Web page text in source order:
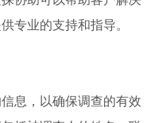
专业的支持和指导。
息，以确保调查的有效